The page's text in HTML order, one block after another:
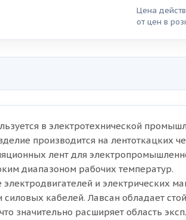
Цена
от цен в
в электротехнической
производится на лентоткацких
лент для
диапазоном рабочих температур.
и электрических
силовых кабелей. Лавсан обладает
значительно расширяет область